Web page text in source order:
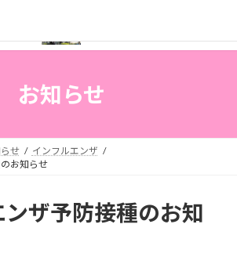
お知らせ
せ
インフルエンザ
お知らせ
ザ予防接種のお知